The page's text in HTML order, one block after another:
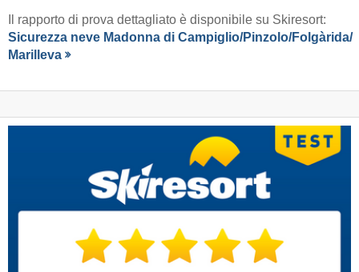
Il rapporto di prova dettagliato è disponibile su Skiresort:
Sicurezza neve Madonna di Campiglio/​Pinzolo/​Folgàrida/​
Marilleva